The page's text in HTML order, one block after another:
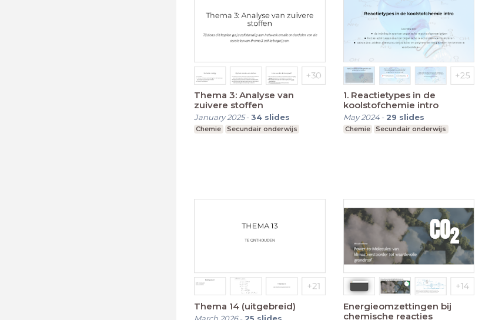
Thema 3: Analyse van
zuivere stoffen
January 2025-34 slides
Chemie Secundair onderwijs
1. Reactietypes in de
koolstofchemie intro
May 2024- 29 slides
Chemie Secundair onderwijs
Thema 14 (uitgebreid)
March 2026- 25 slides
Energieomzettingen bij
chemische reacties